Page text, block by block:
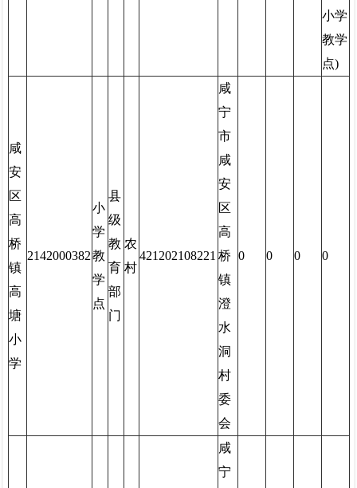
小学
教学
点)
咸
安
区
高
桥
镇
高
塘
小
学
2142000382
小
学
教
学
点
县
级
教
育
部
门
农
村
421202108221
咸
宁
市
咸
安
区
高
桥
镇
澄
水
洞
村
委
会
0 0 0 0
咸
宁